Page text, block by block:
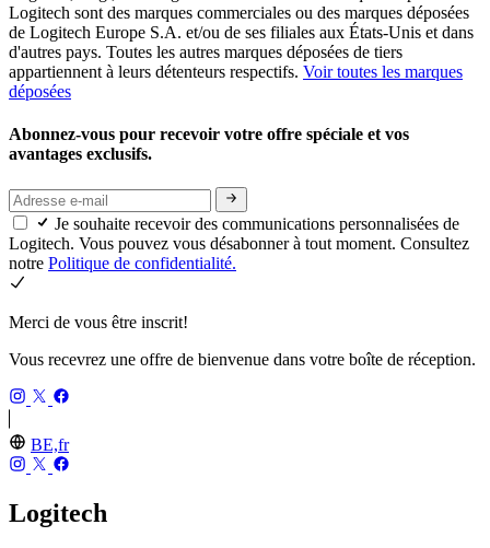
Logitech sont des marques commerciales ou des marques déposées
de Logitech Europe S.A. et/ou de ses filiales aux États-Unis et dans
d'autres pays. Toutes les autres marques déposées de tiers
appartiennent à leurs détenteurs respectifs. Voir toutes les marques
déposées
Abonnez-vous pour recevoir votre offre spéciale et vos
avantages exclusifs.
Je souhaite recevoir des communications personnalisées de
Logitech. Vous pouvez vous désabonner à tout moment. Consultez
notre Politique de confidentialité.
Merci de vous être inscrit!
Vous recevrez une offre de bienvenue dans votre boîte de réception.
BE,fr
Logitech